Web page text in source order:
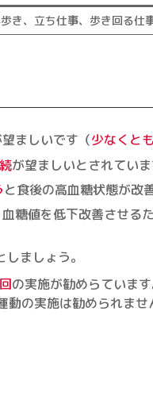
き、立ち仕事、歩き回る仕
ましいです（少なくと
が望ましいとされていま
と食後の高血糖状態が改
糖値を低下改善させるた
しましょう。
の実施が勧めらています
の実施は勧められませ